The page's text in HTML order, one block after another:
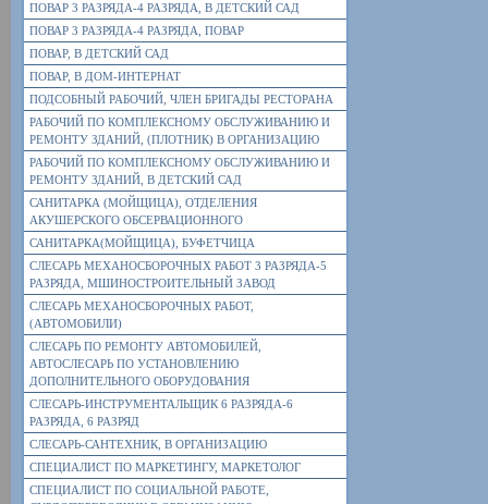
ПОВАР 3 РАЗРЯДА-4 РАЗРЯДА, В ДЕТСКИЙ САД
ПОВАР 3 РАЗРЯДА-4 РАЗРЯДА, ПОВАР
ПОВАР, В ДЕТСКИЙ САД
ПОВАР, В ДОМ-ИНТЕРНАТ
ПОДСОБНЫЙ РАБОЧИЙ, ЧЛЕН БРИГАДЫ РЕСТОРАНА
РАБОЧИЙ ПО КОМПЛЕКСНОМУ ОБСЛУЖИВАНИЮ И
РЕМОНТУ ЗДАНИЙ, (ПЛОТНИК) В ОРГАНИЗАЦИЮ
РАБОЧИЙ ПО КОМПЛЕКСНОМУ ОБСЛУЖИВАНИЮ И
РЕМОНТУ ЗДАНИЙ, В ДЕТСКИЙ САД
САНИТАРКА (МОЙЩИЦА), ОТДЕЛЕНИЯ
АКУШЕРСКОГО ОБСЕРВАЦИОННОГО
САНИТАРКА(МОЙЩИЦА), БУФЕТЧИЦА
СЛЕСАРЬ МЕХАНОСБОРОЧНЫХ РАБОТ 3 РАЗРЯДА-5
РАЗРЯДА, МШИНОСТРОИТЕЛЬНЫЙ ЗАВОД
СЛЕСАРЬ МЕХАНОСБОРОЧНЫХ РАБОТ,
(АВТОМОБИЛИ)
СЛЕСАРЬ ПО РЕМОНТУ АВТОМОБИЛЕЙ,
АВТОСЛЕСАРЬ ПО УСТАНОВЛЕНИЮ
ДОПОЛНИТЕЛЬНОГО ОБОРУДОВАНИЯ
СЛЕСАРЬ-ИНСТРУМЕНТАЛЬЩИК 6 РАЗРЯДА-6
РАЗРЯДА, 6 РАЗРЯД
СЛЕСАРЬ-САНТЕХНИК, В ОРГАНИЗАЦИЮ
СПЕЦИАЛИСТ ПО МАРКЕТИНГУ, МАРКЕТОЛОГ
СПЕЦИАЛИСТ ПО СОЦИАЛЬНОЙ РАБОТЕ,